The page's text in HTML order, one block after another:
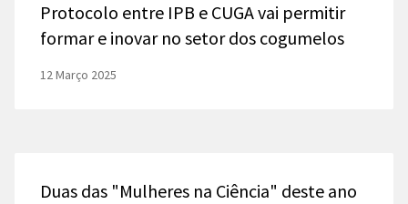
Protocolo entre IPB e CUGA vai permitir
formar e inovar no setor dos cogumelos
12 Março 2025
Duas das "Mulheres na Ciência" deste ano